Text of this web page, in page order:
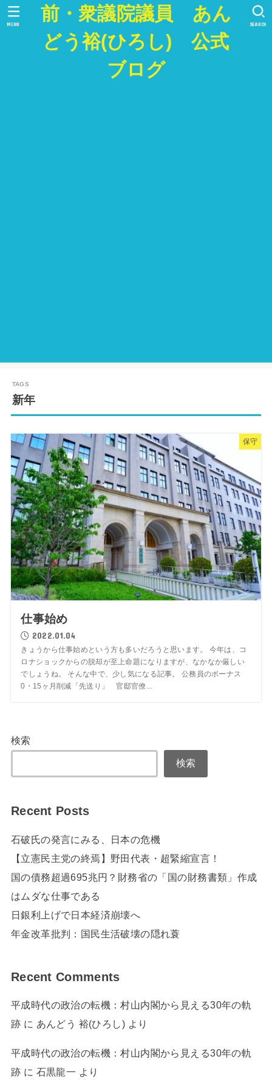
前・衆議院議員 あん
どう裕(ひろし) 公式
ブログ
SEARCH
MENU
新年
保守
仕事始め
2022.01.04
きょうから仕事始めという方も多いだろうと思います。 今年は、コ
ロナショックからの脱却が至上命題になりますが、なかなか厳しい
でしょうね。 そんな中で、少し気になる記事。 公務員のボーナス
0・15ヶ月削減「先送り」 官邸官僚...
検索
検索
Recent Posts
石破氏の発言にみる、日本の危機
【立憲民主党の終焉】野田代表・超緊縮宣言！
国の債務超過695兆円？財務省の「国の財務書類」作成
はムダな仕事である
日銀利上げで日本経済崩壊へ
年金改革批判：国民生活破壊の隠れ蓑
Recent Comments
平成時代の政治の転機：村山内閣から見える30年の軌
跡 に あんどう 裕(ひろし) より
平成時代の政治の転機：村山内閣から見える30年の軌
跡 に 石黒龍一 より